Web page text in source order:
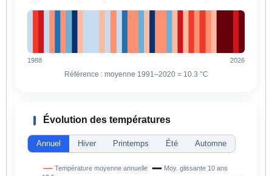
1988 2026
Référence : moyenne 1991–2020 = 10.3 °C
Évolution des températures
Annuel Hiver Printemps Été Automne